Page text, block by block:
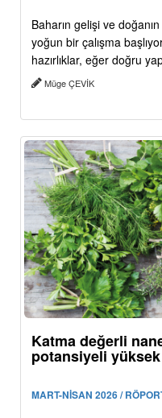
Baharın gelişi ve
yoğun bir çalışma
hazırlıklar, eğer doğru
Müge ÇEVİK
Katma değerli
potansiyeli yüksek
MART-NİSAN 2026 /